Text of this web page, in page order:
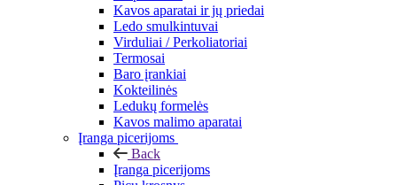
Kavos aparatai ir jų priedai
Ledo smulkintuvai
Virduliai / Perkoliatoriai
Termosai
Baro įrankiai
Kokteilinės
Ledukų formelės
Kavos malimo aparatai
Įranga picerijoms
Back
Įranga picerijoms